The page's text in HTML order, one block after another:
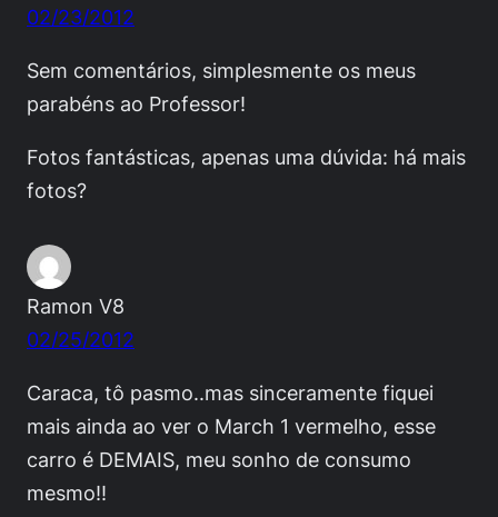
02/23/2012
Sem comentários, simplesmente os meus
parabéns ao Professor!
Fotos fantásticas, apenas uma dúvida: há mais
fotos?
Ramon V8
02/25/2012
Caraca, tô pasmo..mas sinceramente fiquei
mais ainda ao ver o March 1 vermelho, esse
carro é DEMAIS, meu sonho de consumo
mesmo!!